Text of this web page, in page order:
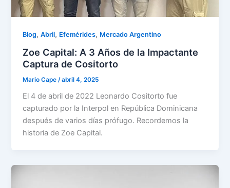
Blog,Abril, Efemérides, Mercado Argentino
Zoe Capital: A 3 Años de la Impactante
Captura de Cositorto
Mario Cape /abril 4, 2025
El 4 de abril de 2022 Leonardo Cositorto fue
capturado por la Interpol en República Dominicana
después de varios días prófugo. Recordemos la
historia de Zoe Capital.